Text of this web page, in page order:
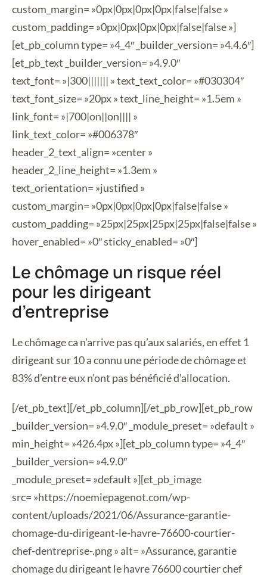
custom_margin= »0px|0px|0px|0px|false|false »
custom_padding= »0px|0px|0px|0px|false|false »]
[et_pb_column type= »4_4″ _builder_version= »4.4.6″]
[et_pb_text _builder_version= »4.9.0″
text_font= »|300||||||| » text_text_color= »#030304″
text_font_size= »20px » text_line_height= »1.5em »
link_font= »|700|on||on|||| »
link_text_color= »#006378″
header_2_text_align= »center »
header_2_line_height= »1.3em »
text_orientation= »justified »
custom_margin= »0px|0px|0px|0px|false|false »
custom_padding= »25px|25px|25px|25px|false|false »
hover_enabled= »0″ sticky_enabled= »0″]
Le chômage un risque réel
pour les dirigeant
d’entreprise
Le chômage ca n’arrive pas qu’aux salariés, en effet 1
dirigeant sur 10 a connu une période de chômage et
83% d’entre eux n’ont pas bénéficié d’allocation.
[/et_pb_text][/et_pb_column][/et_pb_row][et_pb_row
_builder_version= »4.9.0″ _module_preset= »default »
min_height= »426.4px »][et_pb_column type= »4_4″
_builder_version= »4.9.0″
_module_preset= »default »][et_pb_image
src= »https://noemiepagenot.com/wp-
content/uploads/2021/06/Assurance-garantie-
chomage-du-dirigeant-le-havre-76600-courtier-
chef-dentreprise-.png » alt= »Assurance, garantie
chomage du dirigeant le havre 76600 courtier chef